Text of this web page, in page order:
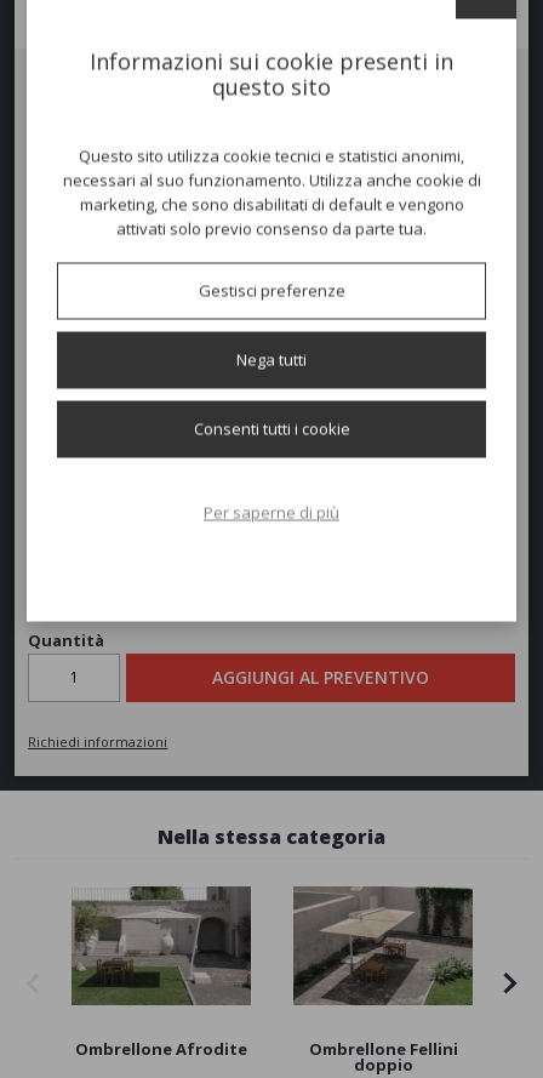
Telaio con 10 stecche in acciaio.
Caratteristiche di serie:
- asta in alluminio anodizzato Ø 40 mm
- stecche in acciaio zincate e verniciate bianco Ø 5 mm
- tessuto e bordo in acrilico tinto in massa
- borchie antistrappo
Quantità
AGGIUNGI AL PREVENTIVO
Richiedi informazioni
Nella stessa categoria
Ombrellone Afrodite Ombrellone Fellini
doppio
Informazioni sui cookie presenti in
questo sito
Questo sito utilizza cookie tecnici e statistici anonimi,
necessari al suo funzionamento. Utilizza anche cookie di
marketing, che sono disabilitati di default e vengono
attivati solo previo consenso da parte tua.
Gestisci preferenze
Nega tutti
Consenti tutti i cookie
Per saperne di più